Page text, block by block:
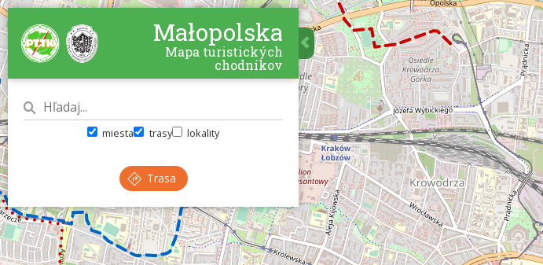
Małopolska
Mapa turistických
chodníkov
miesta trasy lokality
Trasa